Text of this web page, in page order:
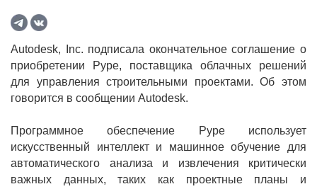
Autodesk, Inc. подписала окончательное соглашение о
приобретении Pype, поставщика облачных решений
для управления строительными проектами. Об этом
говорится в сообщении Autodesk.
Программное обеспечение Pype использует
искусственный интеллект и машинное обучение для
автоматического анализа и извлечения критически
важных данных, таких как проектные планы и